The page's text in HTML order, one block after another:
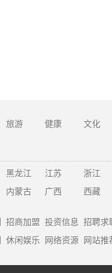
旅游 健康 文化
黑龙江 江苏 浙江
内蒙古 广西 西藏
招商加盟 投资信息 招聘求
休闲娱乐 网络资源 网站推